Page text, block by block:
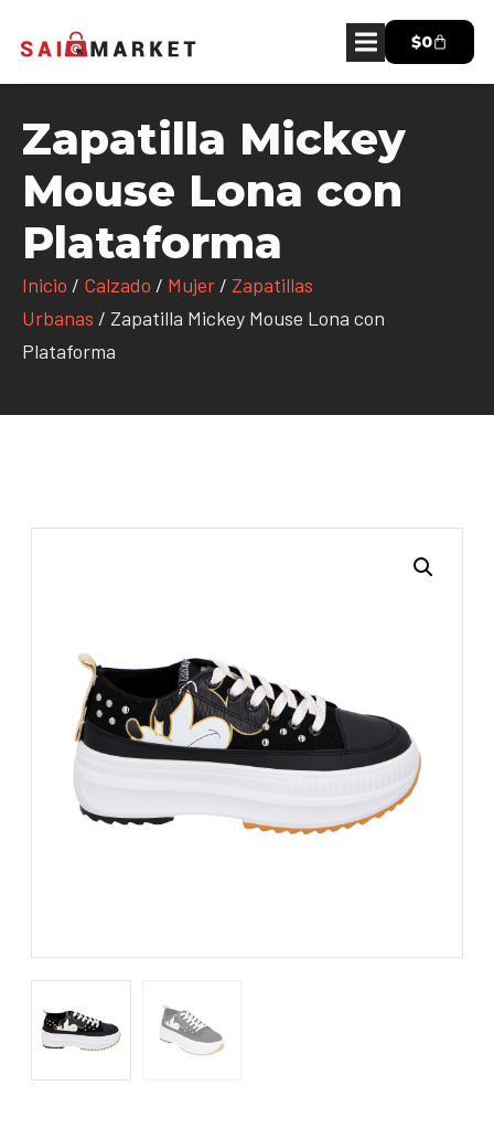
$0
Zapatilla Mickey
Mouse Lona con
Plataforma
Inicio / Calzado / Mujer / Zapatillas
Urbanas / Zapatilla Mickey Mouse Lona con
Plataforma